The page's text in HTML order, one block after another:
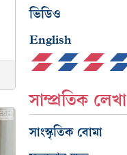
ভিডিও
English
সাম্প্রতিক লেখা
সাংস্কৃতিক বোমা